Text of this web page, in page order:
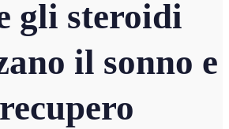
gli steroidi
il sonno e